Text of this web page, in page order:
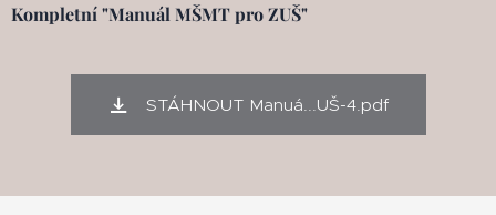
Kompletní "Manuál MŠMT pro ZUŠ"
STÁHNOUT Manuá...UŠ-4.pdf